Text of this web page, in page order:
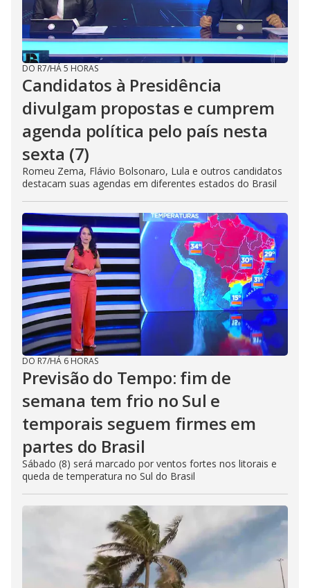
DO R7/HÁ 5 HORAS
Candidatos à Presidência
divulgam propostas e cumprem
agenda política pelo país nesta
sexta (7)
Romeu Zema, Flávio Bolsonaro, Lula e outros candidatos
destacam suas agendas em diferentes estados do Brasil
DO R7/HÁ 6 HORAS
Previsão do Tempo: fim de
semana tem frio no Sul e
temporais seguem firmes em
partes do Brasil
Sábado (8) será marcado por ventos fortes nos litorais e
queda de temperatura no Sul do Brasil